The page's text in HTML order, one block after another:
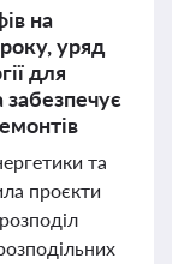
на
уряд
для
та
проєкти